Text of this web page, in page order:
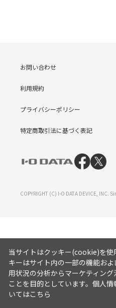
お問い合わせ
利用規約
プライバシーポリシー
特定商取引法に基づく表記
COPYRIGHT (C) I-O DATA DEVICE, INC.
当サイトはクッキー(cookie)を使
キーはサイト内の一部の機能お
用状況の分析からマーケティング
ことを目的としています。 個人情
いてはこちら